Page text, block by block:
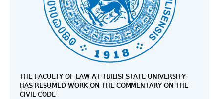
THE FACULTY OF LAW AT TBILISI STATE UNIVERSITY
HAS RESUMED WORK ON THE COMMENTARY ON THE
CIVIL CODE